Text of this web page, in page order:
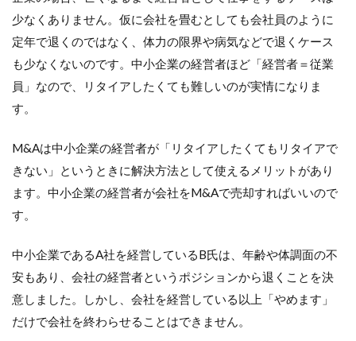
少なくありません。仮に会社を畳むとしても会社員のように
定年で退くのではなく、体力の限界や病気などで退くケース
も少なくないのです。中小企業の経営者ほど「経営者＝従業
員」なので、リタイアしたくても難しいのが実情になりま
す。
M&Aは中小企業の経営者が「リタイアしたくてもリタイアで
きない」というときに解決方法として使えるメリットがあり
ます。中小企業の経営者が会社をM&Aで売却すればいいので
す。
中小企業であるA社を経営しているB氏は、年齢や体調面の不
安もあり、会社の経営者というポジションから退くことを決
意しました。しかし、会社を経営している以上「やめます」
だけで会社を終わらせることはできません。